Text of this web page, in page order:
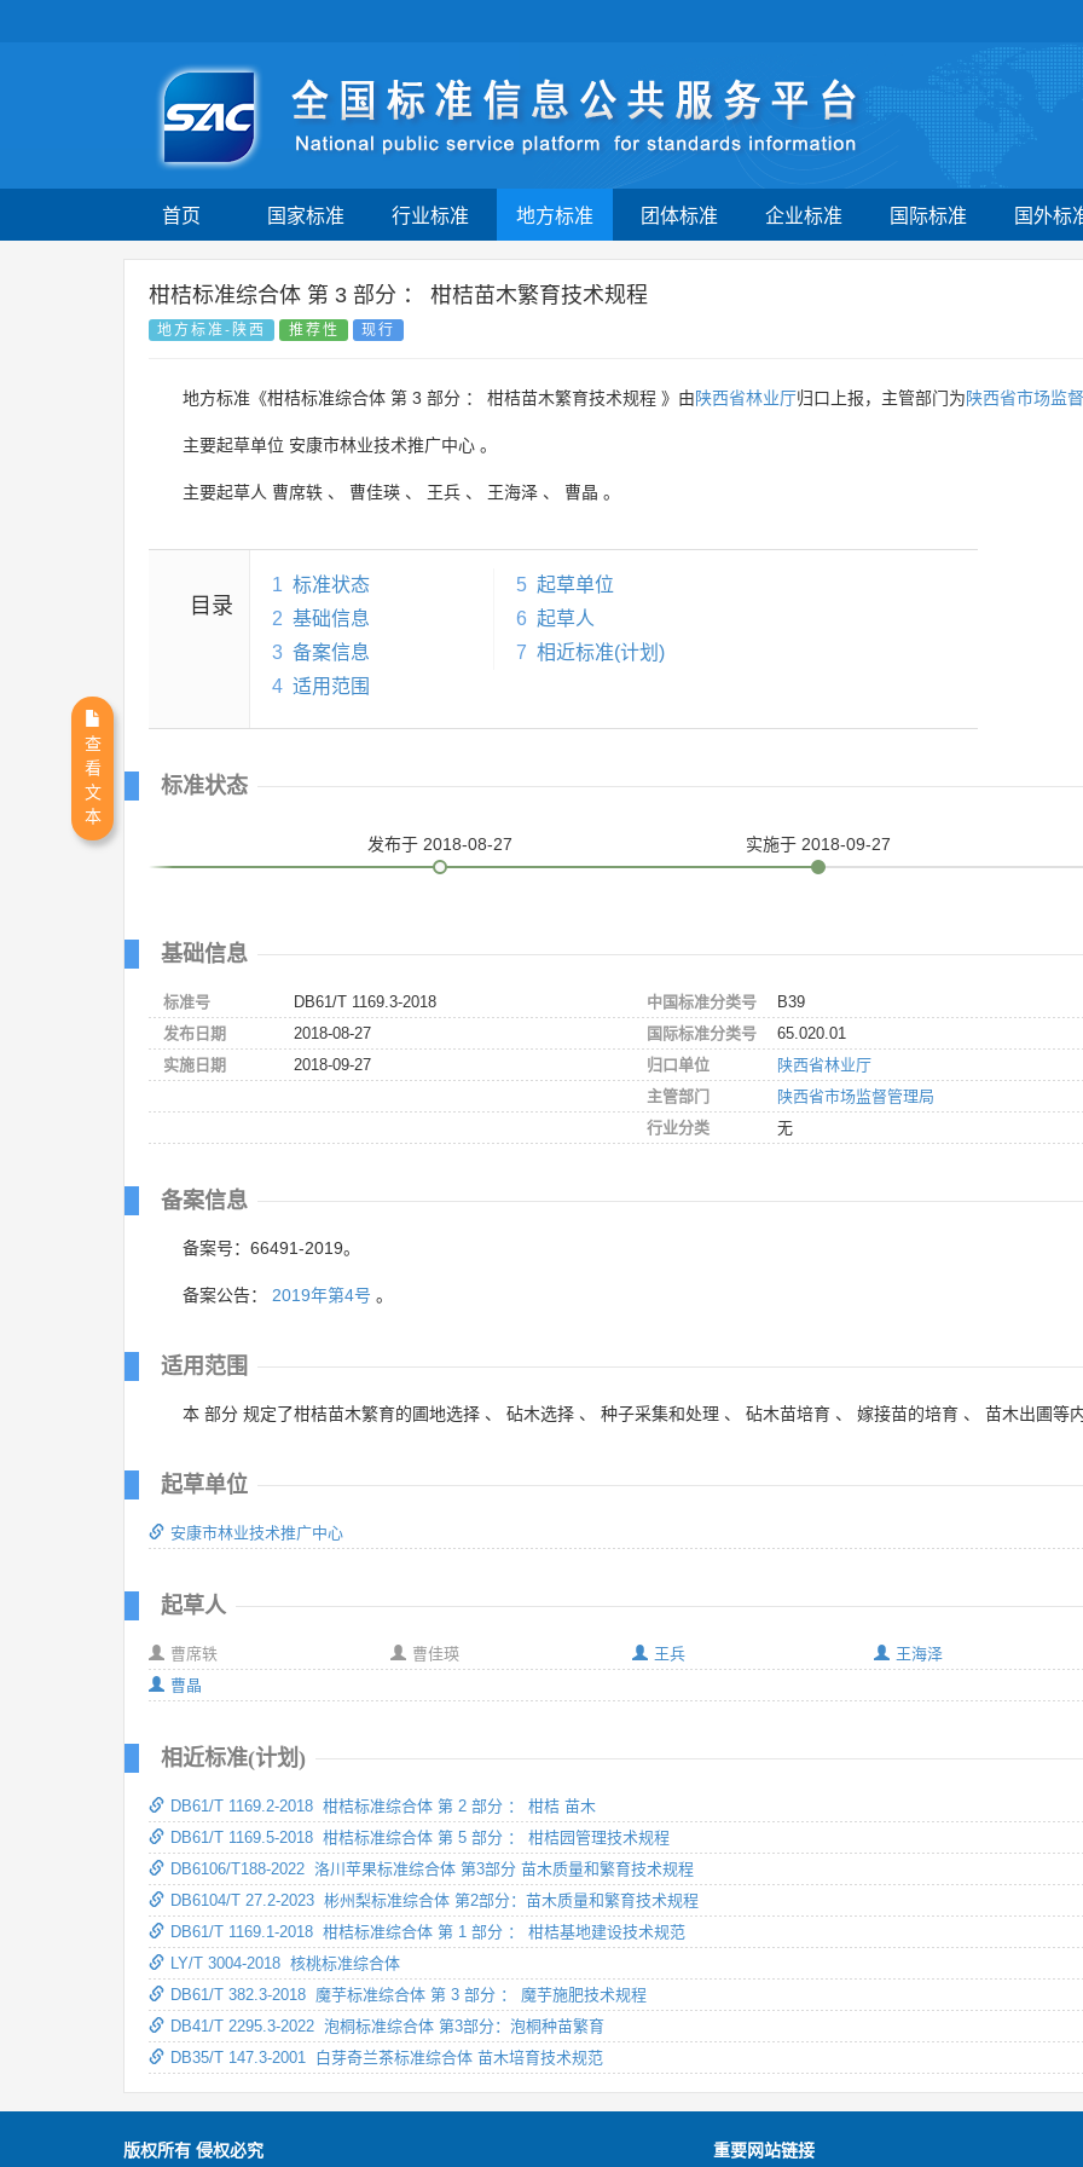
首页 国家标准 行业标准 地方标准 团体标准 企业标准 国际标准 国外标
柑桔标准综合体 第 3 部分 ： 柑桔苗木繁育技术规程
地方标准-陕西 推荐性 现行
地方标准《柑桔标准综合体 第 3 部分 ： 柑桔苗木繁育技术规程 》由陕西省林业厅归口上报，主管部门为陕西省市场监
主要起草单位 安康市林业技术推广中心 。
主要起草人 曹席轶 、 曹佳瑛 、 王兵 、 王海泽 、 曹晶 。
目录
1 标准状态
2 基础信息
3 备案信息
4 适用范围
5 起草单位
6 起草人
7 相近标准(计划)
标准状态
发布于 2018-08-27 实施于 2018-09-27
基础信息
标准号
DB61/T 1169.3-2018
发布日期
2018-08-27
实施日期
2018-09-27
中国标准分类号
B39
国际标准分类号
65.020.01
归口单位
陕西省林业厅
主管部门
陕西省市场监督管理局
行业分类
无
备案信息
备案号：66491-2019。
备案公告： 2019年第4号 。
适用范围
本 部分 规定了柑桔苗木繁育的圃地选择 、 砧木选择 、 种子采集和处理 、 砧木苗培育 、 嫁接苗的培育 、 苗木出圃等
起草单位
安康市林业技术推广中心
起草人
曹席轶
曹佳瑛
曹晶
王兵 王海泽
相近标准(计划)
DB61/T 1169.2-2018 柑桔标准综合体 第 2 部分 ： 柑桔 苗木
DB61/T 1169.5-2018 柑桔标准综合体 第 5 部分 ： 柑桔园管理技术规程
DB6106/T188-2022 洛川苹果标准综合体 第3部分 苗木质量和繁育技术规程
DB6104/T 27.2-2023 彬州梨标准综合体 第2部分：苗木质量和繁育技术规程
DB61/T 1169.1-2018 柑桔标准综合体 第 1 部分 ： 柑桔基地建设技术规范
LY/T 3004-2018 核桃标准综合体
DB61/T 382.3-2018 魔芋标准综合体 第 3 部分 ： 魔芋施肥技术规程
DB41/T 2295.3-2022 泡桐标准综合体 第3部分：泡桐种苗繁育
DB35/T 147.3-2001 白芽奇兰茶标准综合体 苗木培育技术规范
版权所有 侵权必究 重要网站链接
查
看
文
本